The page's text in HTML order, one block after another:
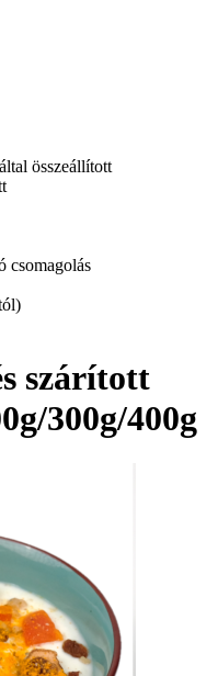
összeállított
csomagolás
szárított
300g/400g